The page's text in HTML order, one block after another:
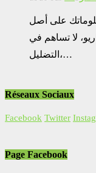
على أصل
لا تساهم في
التضليل،…
Réseaux Sociaux
Facebook Twitter
Page Facebook